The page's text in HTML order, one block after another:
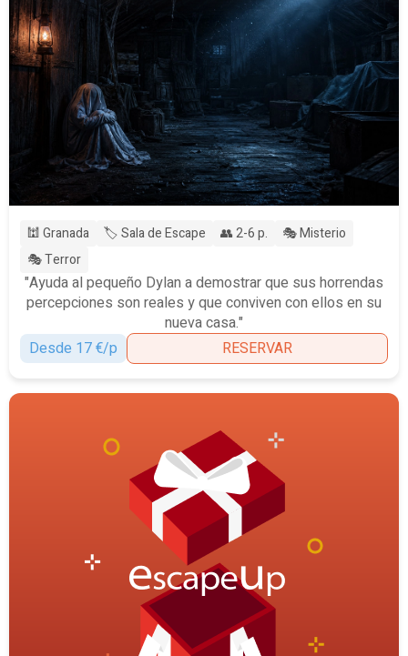
🕍 Granada 🏷️ Sala de Escape 👥 2-6 p.
🎭 Misterio
🎭 Terror
"Ayuda al pequeño Dylan a demostrar que sus horrendas
percepciones son reales y que conviven con ellos en su
nueva casa."
Desde 17 €/p
RESERVAR